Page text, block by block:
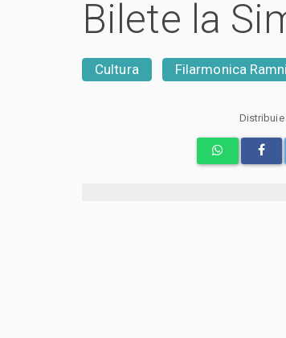
Bilete la
Cultura Filarmonica